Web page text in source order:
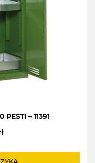
– 11391